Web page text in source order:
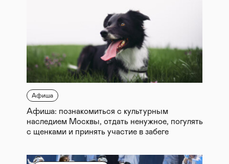
Афиша
Афиша: познакомиться с культурным
наследием Москвы, отдать ненужное, погулять
с щенками и принять участие в забеге